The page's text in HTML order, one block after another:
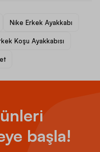
Nike Erkek Ayakkabı
Koşu Ayakkabısı
başla!